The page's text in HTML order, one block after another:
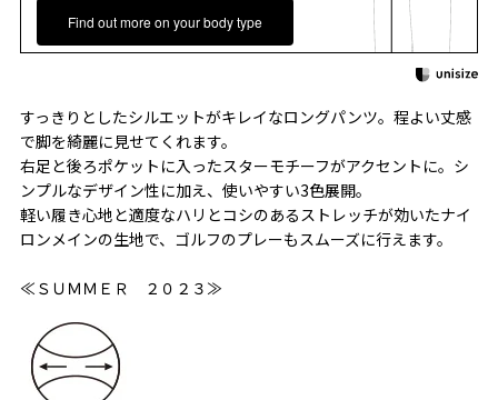
Find out more on your body type
すっきりとしたシルエットがキレイなロングパンツ。程よい丈感
で脚を綺麗に見せてくれます。
右足と後ろポケットに入ったスターモチーフがアクセントに。シ
ンプルなデザイン性に加え、使いやすい3色展開。
軽い履き心地と適度なハリとコシのあるストレッチが効いたナイ
ロンメインの生地で、ゴルフのプレーもスムーズに行えます。
≪ＳＵＭＭＥＲ ２０２３≫